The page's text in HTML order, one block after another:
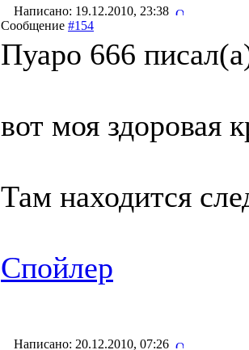
Написано: 19.12.2010, 23:38
Сообщение #154
Пуаро 666
вот моя здоровая
Там находится
Спойлер
Написано: 20.12.2010, 07:26